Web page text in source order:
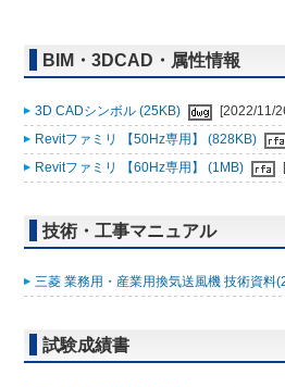
BIM・3DCAD・属性情報
3D CADシンボル (25KB)
[2022/11/
Revitファミリ 【50Hz専用】 (828KB)
Revitファミリ 【60Hz専用】 (1MB)
技術・工事マニュアル
三菱 業務用・産業用換気送風機 技術資料
試験成績書